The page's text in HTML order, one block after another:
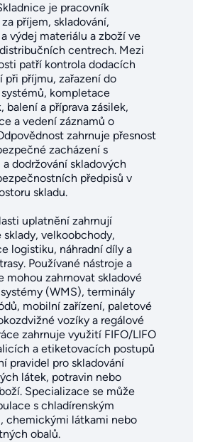
je pracovník
příjem, skladování,
výdej materiálu a zboží ve
centrech. Mezi
patří kontrola dodacích
při příjmu, zařazení do
kompletace
balení a příprava zásilek,
a vedení záznamů o
zahrnuje přesnost
zacházení s
dodržování skladových
předpisů v
skladu.
uplatnění zahrnují
sklady, velkoobchody,
logistiku, náhradní díly a
Používané nástroje a
mohou zahrnovat skladové
(WMS), terminály
mobilní zařízení, paletové
vozíky a regálové
zahrnuje využití FIFO/LIFO
a etiketovacích postupů
pravidel pro skladování
látek, potravin nebo
Specializace se může
s chladírenským
chemickými látkami nebo
obalů.